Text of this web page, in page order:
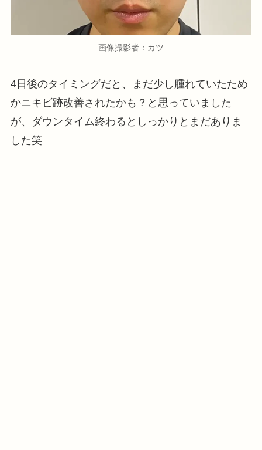
画像撮影者：カツ
4日後のタイミングだと、まだ少し腫れていたため
かニキビ跡改善されたかも？と思っていました
が、ダウンタイム終わるとしっかりとまだありま
した笑